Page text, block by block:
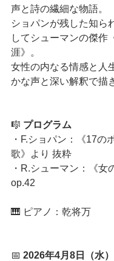
声と詩の繊細な物語。
ショパンが残した知ら
してシューマンの傑作
涯》。
女性の内なる情感と人
かな声と深い解釈で描
🎼 プログラム
・F.ショパン：《17の
歌》より 抜粋
・R.シューマン：《女
op.42
🎹 ピアノ：乾将万
📅 2026年4月8日（水